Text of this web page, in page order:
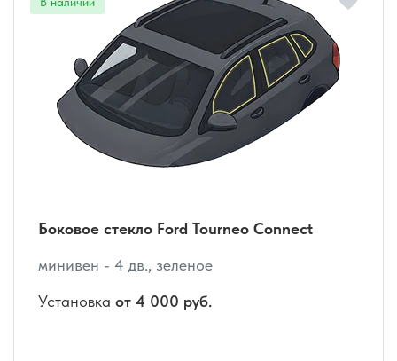
Боковое стекло Ford Tourneo Connect
минивен - 4 дв., зеленое
Установка от 4 000 руб.